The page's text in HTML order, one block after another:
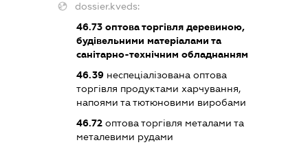
dossier.kveds:
46.73 оптова торгівля деревиною,
будівельними матеріалами та
санітарно-технічним обладнанням
46.39 неспеціалізована оптова
торгівля продуктами харчування,
напоями та тютюновими виробами
46.72 оптова торгівля металами та
металевими рудами